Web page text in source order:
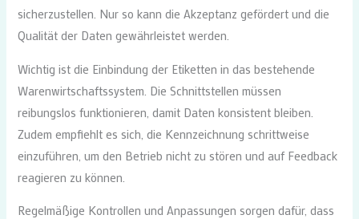
sicherzustellen. Nur so kann die Akzeptanz gefördert und die
Qualität der Daten gewährleistet werden.
Wichtig ist die Einbindung der Etiketten in das bestehende
Warenwirtschaftssystem. Die Schnittstellen müssen
reibungslos funktionieren, damit Daten konsistent bleiben.
Zudem empfiehlt es sich, die Kennzeichnung schrittweise
einzuführen, um den Betrieb nicht zu stören und auf Feedback
reagieren zu können.
Regelmäßige Kontrollen und Anpassungen sorgen dafür, dass